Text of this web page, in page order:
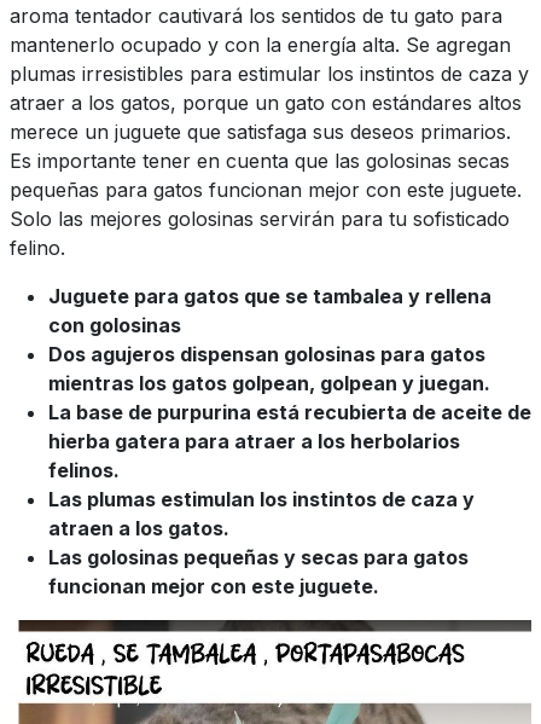
aroma tentador cautivará los sentidos de tu gato para
mantenerlo ocupado y con la energía alta. Se agregan
plumas irresistibles para estimular los instintos de caza y
atraer a los gatos, porque un gato con estándares altos
merece un juguete que satisfaga sus deseos primarios.
Es importante tener en cuenta que las golosinas secas
pequeñas para gatos funcionan mejor con este juguete.
Solo las mejores golosinas servirán para tu sofisticado
felino.
Juguete para gatos que se tambalea y rellena
con golosinas
Dos agujeros dispensan golosinas para gatos
mientras los gatos golpean, golpean y juegan.
La base de purpurina está recubierta de aceite de
hierba gatera para atraer a los herbolarios
felinos.
Las plumas estimulan los instintos de caza y
atraen a los gatos.
Las golosinas pequeñas y secas para gatos
funcionan mejor con este juguete.